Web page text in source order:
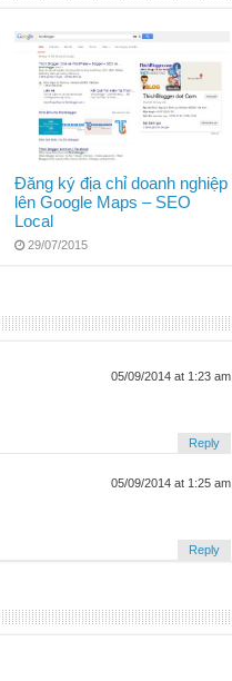
Đăng ký địa chỉ doanh nghiệp
lên Google Maps – SEO
Local
29/07/2015
05/09/2014 at 1:23 am
Reply
05/09/2014 at 1:25 am
Reply